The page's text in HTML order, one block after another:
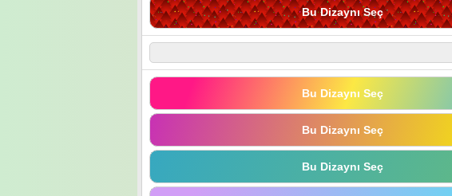
Bu Dizaynı Seç
Bu Dizaynı Seç
Bu Dizaynı Seç
Bu Dizaynı Seç